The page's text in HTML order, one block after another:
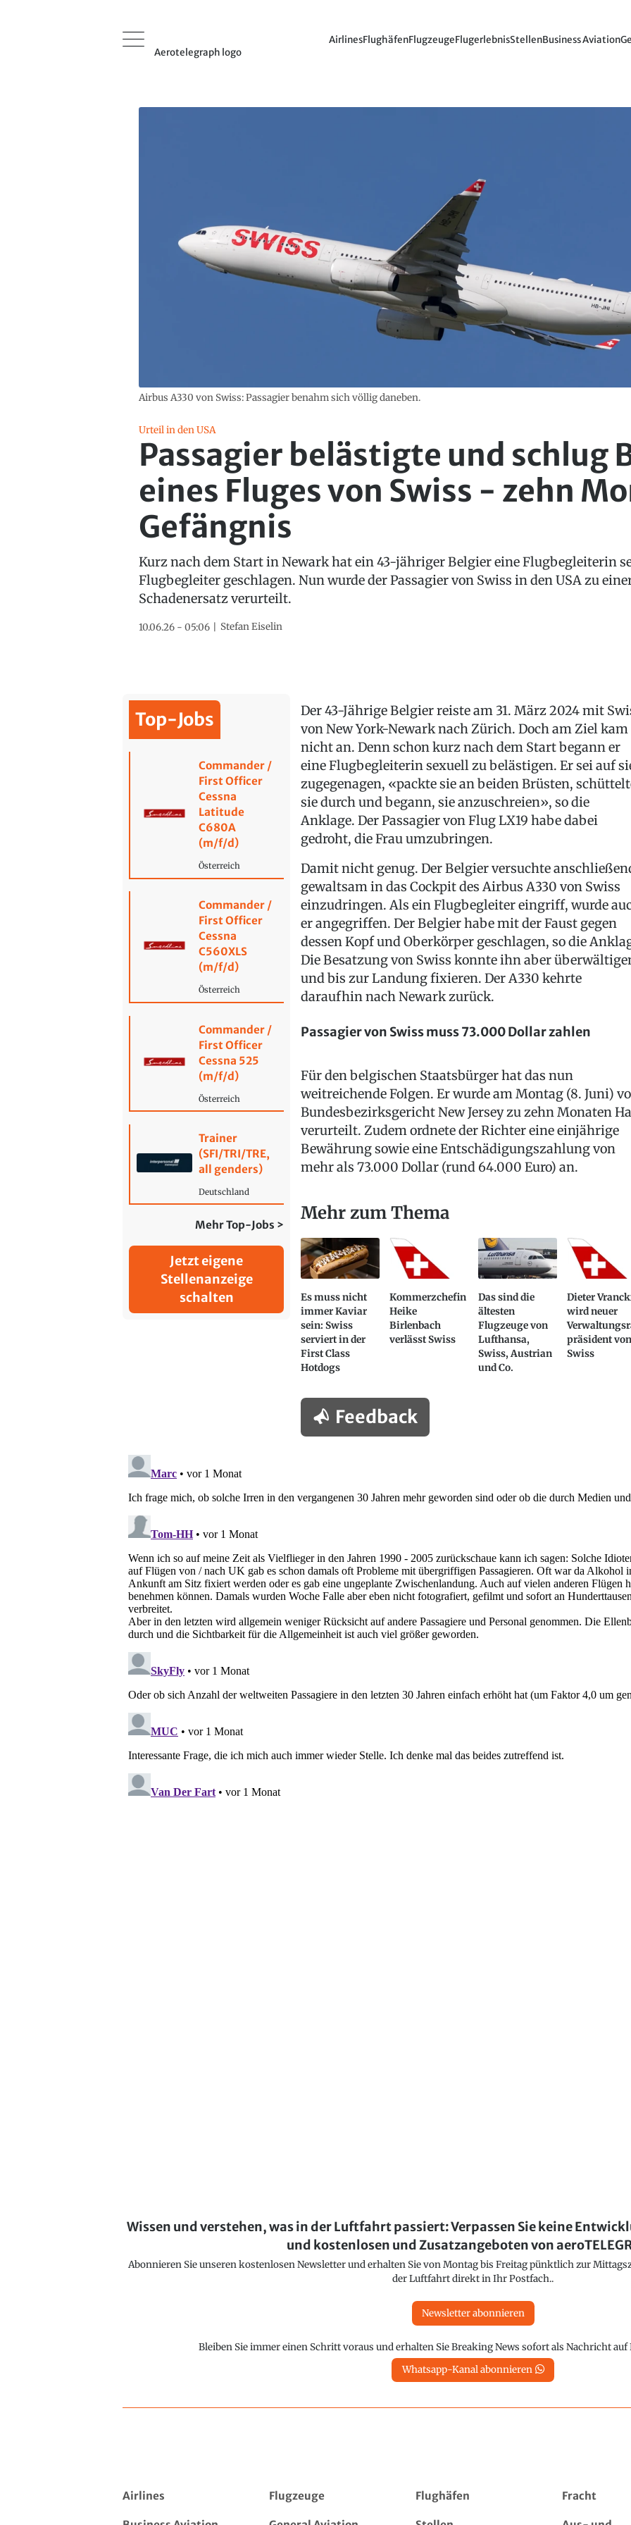
Aerotelegraph logo
AirlinesFlughäfenFlugzeugeFlugerlebnisStellenBusiness Aviation
Airbus A330 von Swiss: Passagier benahm sich völlig daneben.
Urteil in den USA
Passagier belästigte und schlug
eines Fluges von Swiss - zehn
Gefängnis
Kurz nach dem Start in Newark hat ein 43-jähriger Belgier eine Flugbegleiterin
Flugbegleiter geschlagen. Nun wurde der Passagier von Swiss in den USA zu
Schadenersatz verurteilt.
10.06.26 - 05:06 Stefan Eiselin
Top-Jobs
Commander /
First Officer
Cessna
Latitude
C680A
(m/f/d)
Österreich
Commander /
First Officer
Cessna
C560XLS
(m/f/d)
Österreich
Commander /
First Officer
Cessna 525
(m/f/d)
Österreich
Trainer
(SFI/TRI/TRE,
all genders)
Deutschland
Mehr Top-Jobs >
Jetzt eigene
Stellenanzeige
schalten
Der 43-Jährige Belgier reiste am 31. März 2024 mit
von New York-Newark nach Zürich. Doch am Ziel kam
nicht an. Denn schon kurz nach dem Start begann er
eine Flugbegleiterin sexuell zu belästigen. Er sei auf
zugegenagen, «packte sie an beiden Brüsten,
sie durch und begann, sie anzuschreien», so die
Anklage. Der Passagier von Flug LX19 habe dabei
gedroht, die Frau umzubringen.
Damit nicht genug. Der Belgier versuchte
gewaltsam in das Cockpit des Airbus A330 von Swiss
einzudringen. Als ein Flugbegleiter eingriff, wurde
er angegriffen. Der Belgier habe mit der Faust gegen
dessen Kopf und Oberkörper geschlagen, so die
Die Besatzung von Swiss konnte ihn aber
und bis zur Landung fixieren. Der A330 kehrte
daraufhin nach Newark zurück.
Passagier von Swiss muss 73.000 Dollar zahlen
Für den belgischen Staatsbürger hat das nun
weitreichende Folgen. Er wurde am Montag (8. Juni)
Bundesbezirksgericht New Jersey zu zehn Monaten
verurteilt. Zudem ordnete der Richter eine einjährige
Bewährung sowie eine Entschädigungszahlung von
mehr als 73.000 Dollar (rund 64.000 Euro) an.
Mehr zum Thema
Es muss nicht
immer Kaviar
sein: Swiss
serviert in der
First Class
Hotdogs
Kommerzchefin
Heike
Birlenbach
verlässt Swiss
Das sind die
ältesten
Flugzeuge von
Lufthansa,
Swiss, Austrian
und Co.
Dieter
wird neuer
präsident von
Swiss
Feedback
Wissen und verstehen, was in der Luftfahrt passiert: Verpassen Sie keine
und kostenlosen und Zusatzangeboten von
Abonnieren Sie unseren kostenlosen Newsletter und erhalten Sie von Montag bis Freitag pünktlich zur
der Luftfahrt direkt in Ihr Postfach..
Newsletter abonnieren
Bleiben Sie immer einen Schritt voraus und erhalten Sie Breaking News sofort als Nachricht
Whatsapp-Kanal abonnieren
Airlines Flugzeuge Flughäfen Fracht